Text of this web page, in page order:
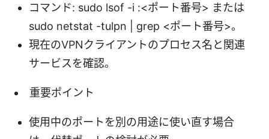
コマンド: sudo lsof -i :<ポート番号> または
sudo netstat -tulpn | grep <ポート番号>。
現在のVPNクライアントのプロセス名と関連
サービスを確認。
重要ポイント
使用中のポートを別の用途に使い直す場合